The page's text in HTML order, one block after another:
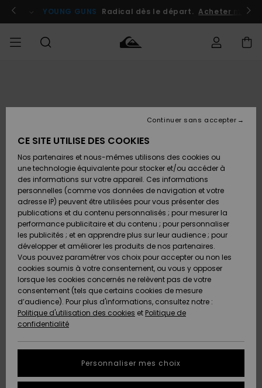
l'information
le
Se connecter / s'inscrire
YOUNG GUNS Radical dès le départ. Acheter
Chaussures
& Tongs
Surf
Snow
Nouveautés
A
Découvrir
Chaussures
& Tongs
Surf
Snow
Nouveautés
A
Découvrir
FEMME
A
Découvrir
Snow
SURF
Surf
Shop
Enfant
Highlights
Communauté
SNOW
Snow
Shop
Enfant
Snow
Shop
Femme
A
Découvrir
Communauté
OUTLET
Enfant
Outlet
Femme
AIDE &
CONTACT
Retours
Paiement
Carte
Cadeau
Quiksilver
Freedom
Protection
des
tailles
MAGASINS
QUIKSILVER
CE SITE UTILISE DES COOKIES
Nos partenaires et nous-mêmes utilisons des cookies ou
une technologie équivalente pour stocker et/ou accéder à
des informations sur votre appareil. Ces informations
personnelles (comme vos données de navigation et votre
adresse IP) peuvent être utilisées pour vous présenter des
publications et du contenu personnalisés ; pour mesurer la
performance publicitaire et du contenu ; pour personnaliser
les publicités ; et en apprendre plus sur leur audience ; pour
développer et améliorer les produits de nos partenaires.
Vous pouvez paramétrer vos choix pour accepter ou non les
cookies soumis à votre consentement, ou vous y opposer
lorsque les cookies concernés ne relèvent pas de votre
consentement (tels que certains cookies de mesure
d’audience). Pour plus d'informations, consultez notre :
Politique d'utilisation des cookies et Politique de
confidentialité
Personnaliser mes choix
Continuer sans accepter